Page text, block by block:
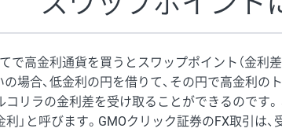
で高金利通貨を買うとスワップポイント（金利
場合、低金利の円を借りて、その円で高金利の
コリラの金利差を受け取ることができるのです
利」と呼びます。GMOクリック証券のFX取引は